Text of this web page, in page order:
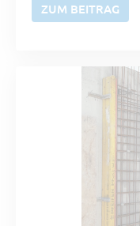
ZUM BEITRAG